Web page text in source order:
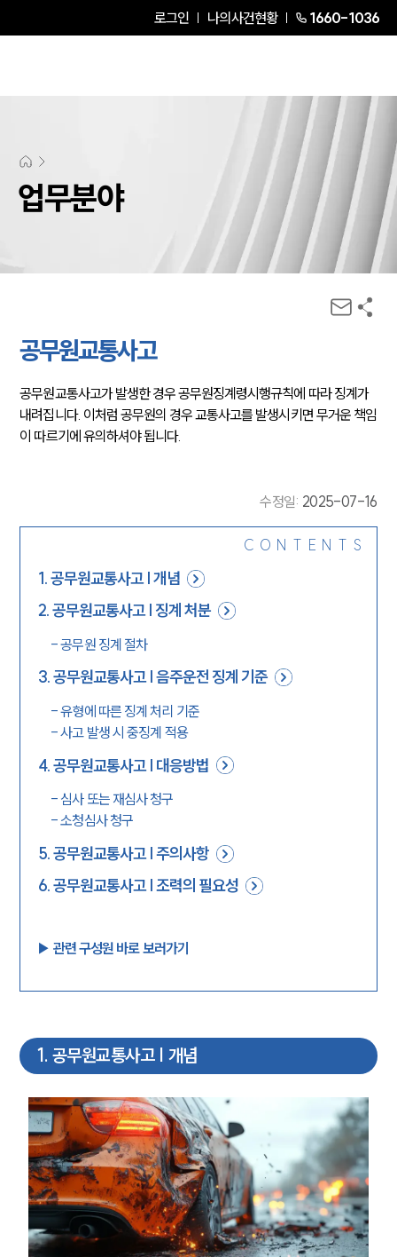
로그인 나의사건현황 1660-1036
업무분야
공무원교통사고
공무원교통사고가 발생한 경우 공무원징계령시행규칙에 따라 징계가
내려집니다. 이처럼 공무원의 경우 교통사고를 발생시키면 무거운 책임
이 따르기에 유의하셔야 됩니다.
수정일: 2025-07-16
CONTENTS
1.공무원교통사고 | 개념
2.공무원교통사고 | 징계 처분
-공무원 징계 절차
3.공무원교통사고 | 음주운전 징계 기준
-유형에 따른 징계 처리 기준
-사고 발생 시 중징계 적용
4.공무원교통사고 | 대응방법
- 심사 또는 재심사 청구
-소청심사 청구
5.공무원교통사고 | 주의사항
6.공무원교통사고 | 조력의 필요성
▶︎ 관련 구성원 바로 보러가기
1 . 공무원교통사고 | 개념